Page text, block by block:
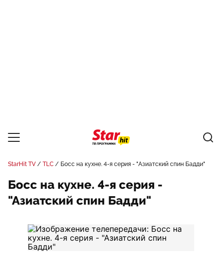
StarHit TV TLC Босс на кухне. 4-я серия - "Азиатский спин Бадди"
Босс на кухне. 4-я серия -
"Азиатский спин Бадди"